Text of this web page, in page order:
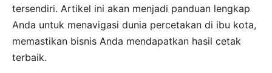
tersendiri. Artikel ini akan menjadi panduan lengkap
Anda untuk menavigasi dunia percetakan di ibu kota,
memastikan bisnis Anda mendapatkan hasil cetak
terbaik.